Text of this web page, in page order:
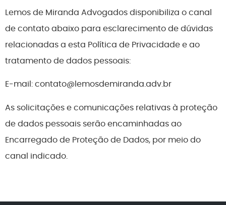
Lemos de Miranda Advogados disponibiliza o canal
de contato abaixo para esclarecimento de dúvidas
relacionadas a esta Política de Privacidade e ao
tratamento de dados pessoais:
E-mail: contato@lemosdemiranda.adv.br
As solicitações e comunicações relativas à proteção
de dados pessoais serão encaminhadas ao
Encarregado de Proteção de Dados, por meio do
canal indicado.